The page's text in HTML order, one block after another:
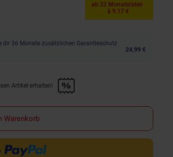
ab 32 Monatsraten
à 9.17 €
dir 36 Monate zusätzlichen Garantieschutz
24,99 €
auf diesen Artikel erhalten!" anwenden
Artikel erhalten!
Warenkorb